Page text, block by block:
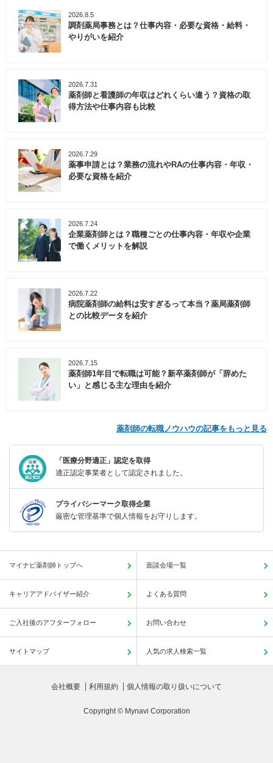
2026.8.5
調剤薬局事務とは？仕事内容・必要な資格・給料・
やりがいを紹介
2026.7.31
薬剤師と看護師の年収はどれくらい違う？資格の取
得方法や仕事内容も比較
2026.7.29
薬事申請とは？業務の流れやRAの仕事内容・年収・
必要な資格を紹介
2026.7.24
企業薬剤師とは？職種ごとの仕事内容・年収や企業
で働くメリットを解説
2026.7.22
病院薬剤師の給料は安すぎるって本当？薬局薬剤師
との比較データを紹介
2026.7.15
薬剤師1年目で転職は可能？新卒薬剤師が「辞めた
い」と感じる主な理由を紹介
薬剤師の転職ノウハウの記事をもっと見る
「医療分野適正」認定を取得
適正認定事業者として認定されました。
プライバシーマーク取得企業
厳密な管理基準で個人情報をお守りします。
マイナビ薬剤師トップへ 面談会場一覧
キャリアアドバイザー紹介 よくある質問
ご入社後のアフターフォロー お問い合わせ
サイトマップ 人気の求人検索一覧
会社概要 利用規約 個人情報の取り扱いについて
Copyright © Mynavi Corporation